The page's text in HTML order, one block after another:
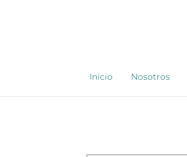
Inicio Nosotros